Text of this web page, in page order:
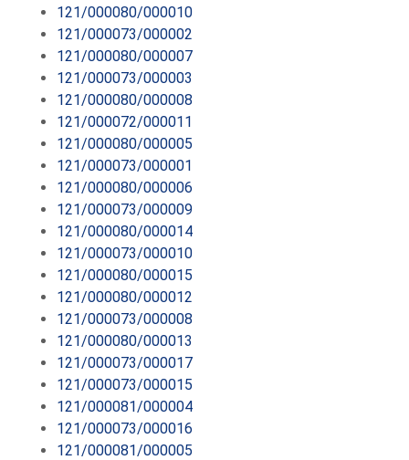
121/000080/000010
121/000073/000002
121/000080/000007
121/000073/000003
121/000080/000008
121/000072/000011
121/000080/000005
121/000073/000001
121/000080/000006
121/000073/000009
121/000080/000014
121/000073/000010
121/000080/000015
121/000080/000012
121/000073/000008
121/000080/000013
121/000073/000017
121/000073/000015
121/000081/000004
121/000073/000016
121/000081/000005